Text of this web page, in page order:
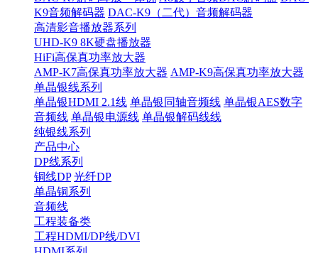
K9音频解码器 DAC-K9（二代）音频解码器
高清影音播放器系列
UHD-K9 8K硬盘播放器
HiFi高保真功率放大器
AMP-K7高保真功率放大器 AMP-K9高保真功率放大器
单晶银线系列
单晶银HDMI 2.1线 单晶银同轴音频线 单晶银AES数字
音频线 单晶银电源线 单晶银解码线线
纯银线系列
产品中心
DP线系列
铜线DP 光纤DP
单晶铜系列
音频线
工程装备类
工程HDMI/DP线/DVI